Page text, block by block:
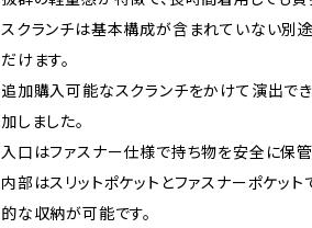
スクランチは基本構成が含まれていない別
だけます。
追加購入可能なスクランチをかけて演出で
加しました。
入口はファスナー仕様で持ち物を安全に保管
内部はスリットポケットとファスナーポケッ
的な収納が可能です。